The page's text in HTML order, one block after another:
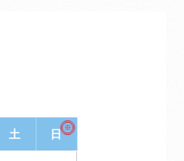
土 日
※